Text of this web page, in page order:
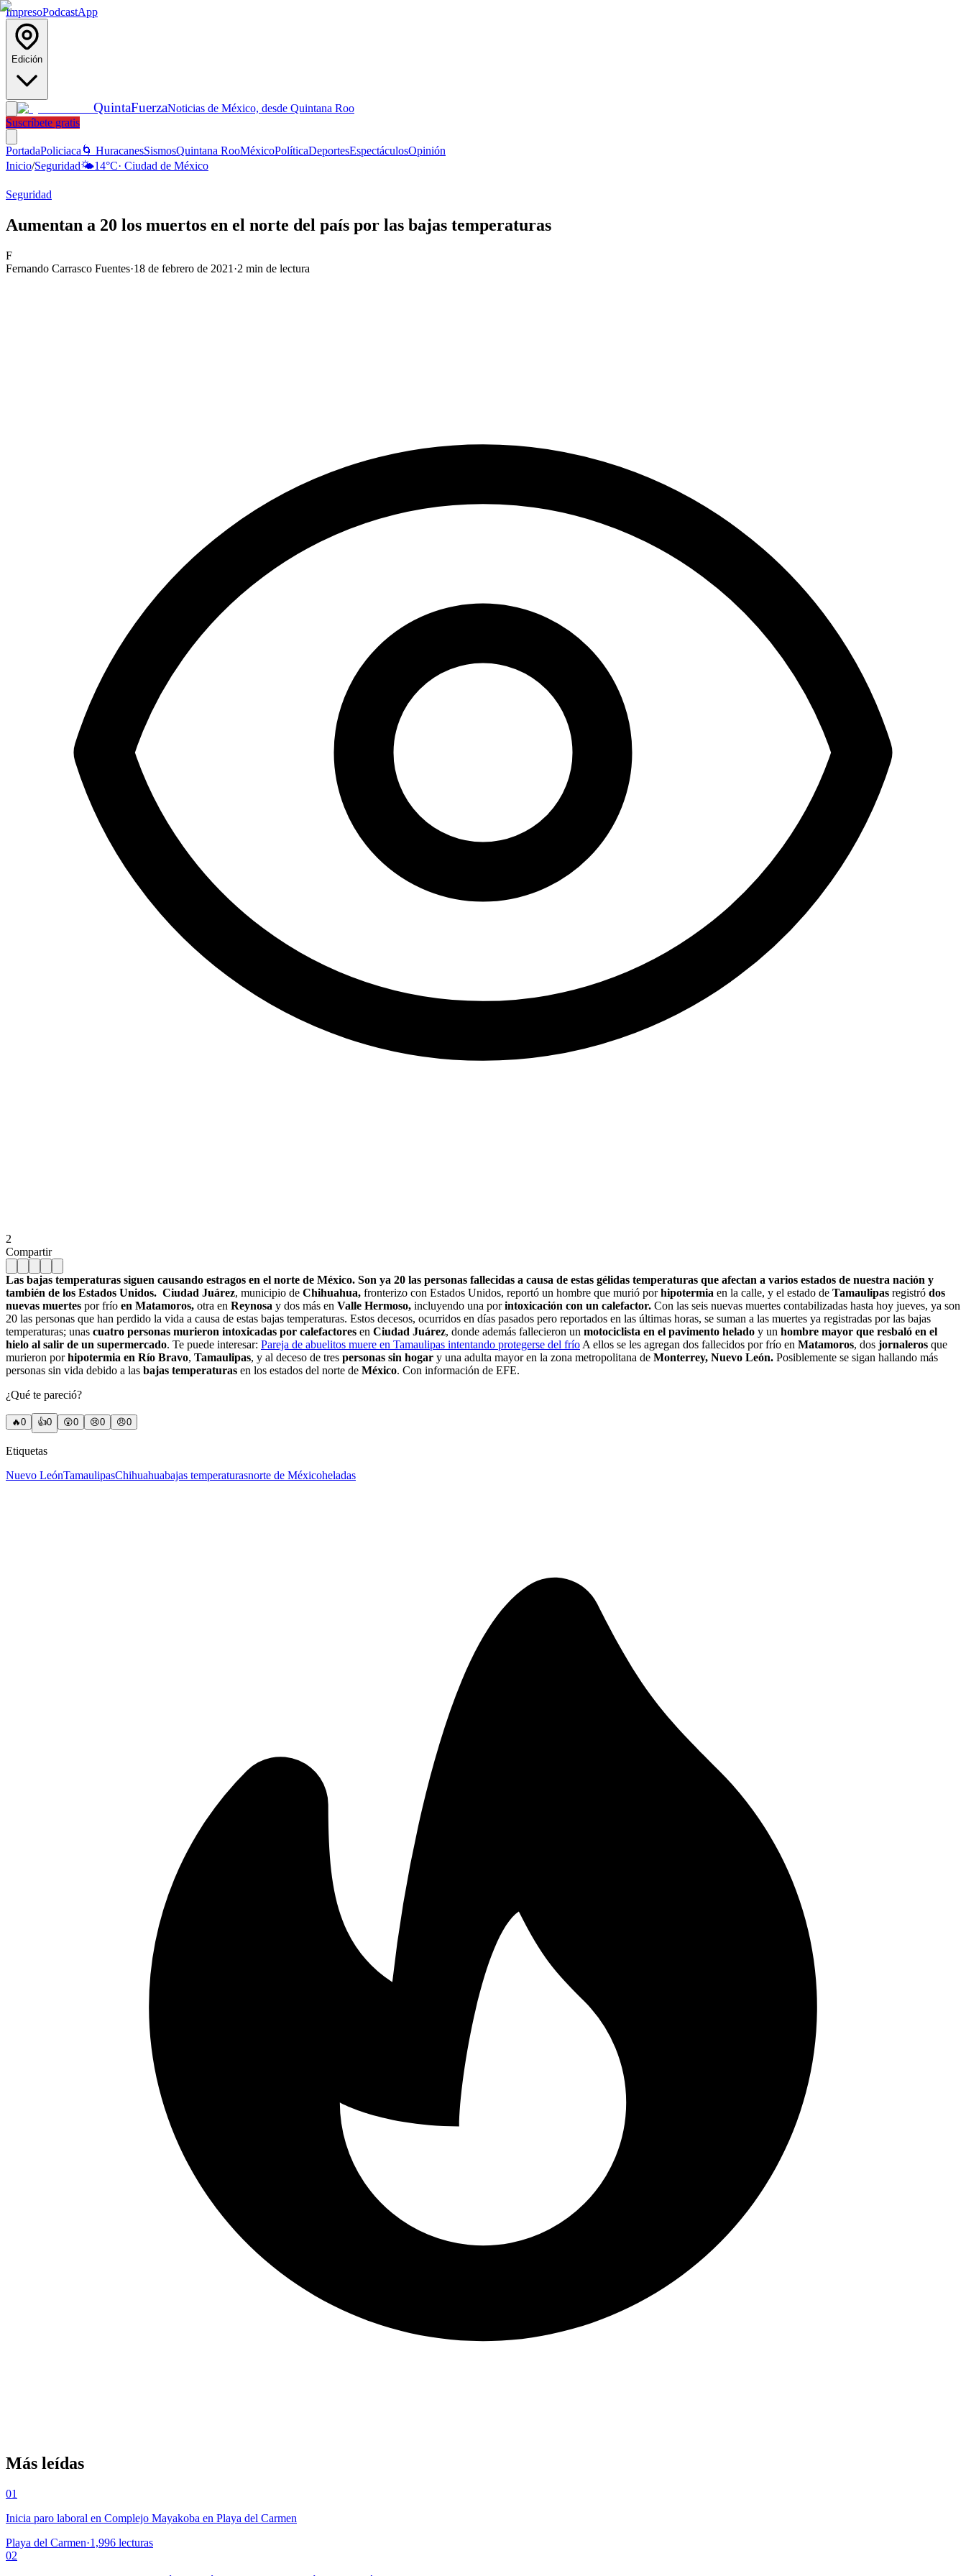
ImpresoPodcastApp
Edición
QuintaFuerzaNoticias de México, desde Quintana Roo
Suscríbete gratis
PortadaPoliciaca 🌀 HuracanesSismosQuintana RooMéxicoPolíticaDeportesEspectáculosOpinión
Inicio/Seguridad🌤️14°C· Ciudad de México
Seguridad
Aumentan a 20 los muertos en el norte del país por las bajas temperaturas
F
Fernando Carrasco Fuentes·18 de febrero de 2021 ·2 min de lectura
2
Compartir
Las bajas temperaturas siguen causando estragos en el norte de México. Son ya 20 las personas fallecidas a causa de estas gélidas temperaturas que afectan a varios estados de nuestra nación y
también de los Estados Unidos. Ciudad Juárez, municipio de Chihuahua, fronterizo con Estados Unidos, reportó un hombre que murió porhipotermia en la calle, y el estado de Tamaulipas registró dos
nuevas muertes por frío en Matamoros, otra en Reynosa y dos más en Valle Hermoso, incluyendo una porintoxicación con un calefactor. Con las seis nuevas muertes contabilizadas hasta hoy jueves, ya son
20 las personas que han perdido la vida a causa de estas bajas temperaturas. Estos decesos, ocurridos en días pasados pero reportados en las últimas horas, se suman a las muertes ya registradas por las bajas
temperaturas; unas cuatro personas murieron intoxicadas por calefactores en Ciudad Juárez, donde además fallecieron un motociclista en el pavimento helado y un hombre mayor que resbaló en el
hielo al salir de un supermercado. Te puede interesar: Pareja de abuelitos muere en Tamaulipas intentando protegerse del frío A ellos se les agregan dos fallecidos por frío en Matamoros, dos jornaleros que
murieron porhipotermia en Río Bravo, Tamaulipas, y al deceso de tres personas sin hogar y una adulta mayor en la zona metropolitana de Monterrey, Nuevo León. Posiblemente se sigan hallando más
personas sin vida debido a las bajas temperaturas en los estados del norte de México. Con información de EFE.
¿Qué te pareció?
🔥0 👍0 😲0 😢0 😠0
Etiquetas
Nuevo LeónTamaulipasChihuahuabajas temperaturasnorte de Méxicoheladas
Más leídas
01
Inicia paro laboral en Complejo Mayakoba en Playa del Carmen
Playa del Carmen·1,996 lecturas
02